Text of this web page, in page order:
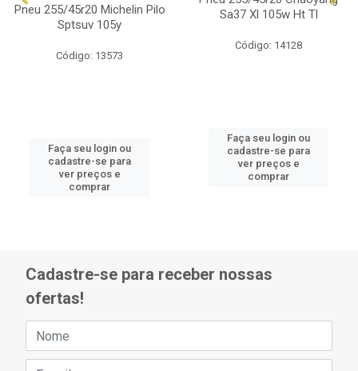
Pneu 255/45r20 Michelin Pilo
Sptsuv 105y
Código: 13573
Faça seu login ou
cadastre-se para
ver preços e
comprar
Sa37 Xl 105w Ht Tl
Código: 14128
Faça seu login ou
cadastre-se para
ver preços e
comprar
Cadastre-se para receber nossas
ofertas!